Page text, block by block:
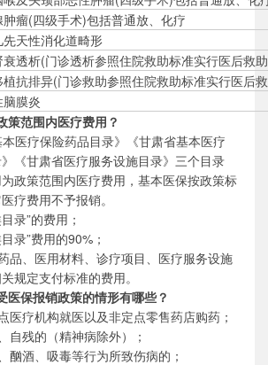
瘤(四级手术)包括普通放、化疗
先天性消化道畸形
透析(门诊透析参照住院救助标准实行医后救助
抗排异(门诊救助参照住院救助标准实行医后
膜炎
策范围内医疗费用？
本医疗保险药品目录》《甘肃省基本医疗
《甘肃省医疗服务设施目录》三个目录
政策范围内医疗费用，基本医保按政策标
疗费用不予报销。
录”的费用；
录”费用的90%；
品、医用材料、诊疗项目、医疗服务设施
规定支付标准的费用。
医保报销政策的情形有哪些？
医疗机构就医以及非定点零售药店购药；
自残的（精神病除外）；
酗酒、吸毒等行为所致伤病的；